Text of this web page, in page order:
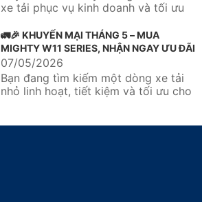
xe tải phục vụ kinh doanh và tối ưu
🚛🎉 KHUYẾN MẠI THÁNG 5 – MUA
MIGHTY W11 SERIES, NHẬN NGAY ƯU ĐÃI
DỊCH VỤ 10 TRIỆU 🎉🚛
07/05/2026
Bạn đang tìm kiếm một dòng xe tải
nhỏ linh hoạt, tiết kiệm và tối ưu cho